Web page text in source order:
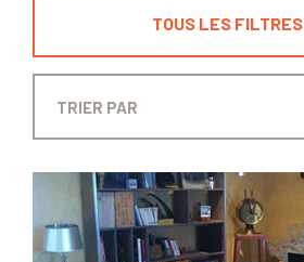
TOUS LES FILTRES